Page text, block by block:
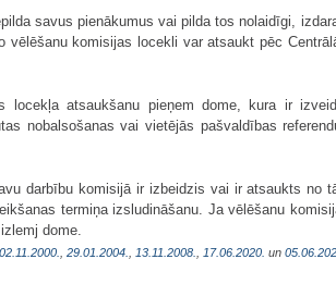
savus pienākumus vai pilda tos nolaidīgi,
komisijas locekli var atsaukt pēc
locekļa atsaukšanu pieņem dome, kura ir
nobalsošanas vai vietējās pašvaldības
darbību komisijā ir izbeidzis vai ir atsaukts no
termiņa izsludināšanu. Ja vēlēšanu
dome.
02.11.2000. 29.01.2004. 13.11.2008. 17.06.2020. un